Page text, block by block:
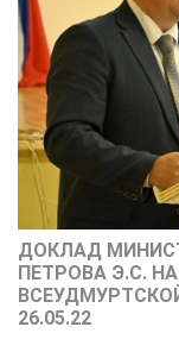
ДОКЛАД
ПЕТРОВА Э.С.
26.05.22